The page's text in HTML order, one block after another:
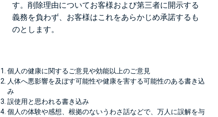
す。削除理由についてお客様および第三者に開示する
義務を負わず、お客様はこれをあらかじめ承諾するも
のとします。
個人の健康に関するご意見や効能以上のご意見
人体へ悪影響を及ぼす可能性や健康を害する可能性のある書き込
み
誤使用と思われる書き込み
個人の体験や感想、根拠のないうわさ話などで、万人に誤解を与